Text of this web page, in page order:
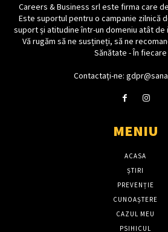
Careers & Business srl este firma care
Este suportul pentru o campanie zilnică
suport și atitudine într-un domeniu atât
Vă rugăm să ne susțineți, să ne
Sănătate - În fiecare
Contactați-ne:
MENIU
ACASA
ȘTIRI
PREVENȚIE
CUNOAȘTERE
CAZUL MEU
PSIHICUL